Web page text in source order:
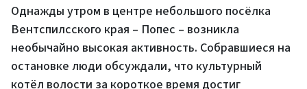
Однажды утром в центре небольшого посёлка
Вентспилсского края – Попес – возникла
необычайно высокая активность. Собравшиеся на
остановке люди обсуждали, что культурный
котёл волости за короткое время достиг